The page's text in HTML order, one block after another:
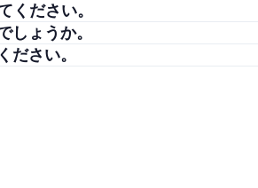
ください。
しょうか。
ださい。